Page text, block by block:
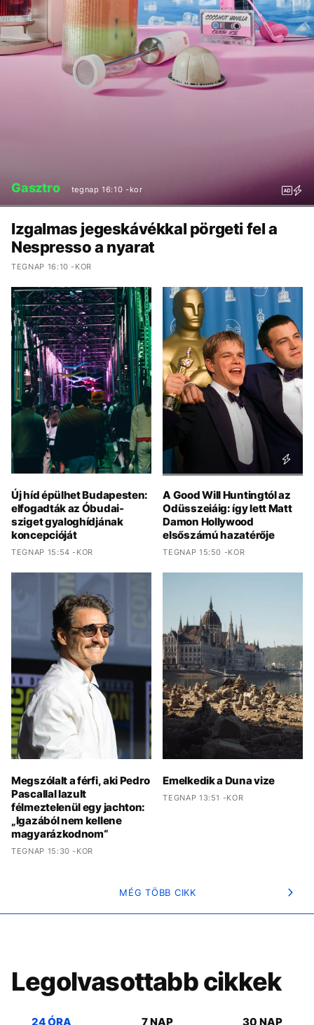
Gasztro tegnap 16:10 -kor
Izgalmas jegeskávékkal pörgeti fel a
Nespresso a nyarat
TEGNAP 16:10 -KOR
Új híd épülhet Budapesten:
elfogadták az Óbudai-
sziget gyaloghídjának
koncepcióját
TEGNAP 15:54 -KOR
A Good Will Huntingtól az
Odüsszeiáig: így lett Matt
Damon Hollywood
elsőszámú hazatérője
TEGNAP 15:50 -KOR
Megszólalt a férfi, aki Pedro
Pascallal lazult
félmeztelenül egy jachton:
„Igazából nem kellene
magyarázkodnom“
TEGNAP 15:30 -KOR
Emelkedik a Duna vize
TEGNAP 13:51 -KOR
MÉG TÖBB CIKK
Legolvasottabb cikkek
24 ÓRA 7 NAP 30 NAP